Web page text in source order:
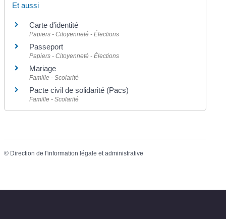
Et aussi
Carte d'identité
Papiers - Citoyenneté - Élections
Passeport
Papiers - Citoyenneté - Élections
Mariage
Famille - Scolarité
Pacte civil de solidarité (Pacs)
Famille - Scolarité
© Direction de l'information légale et administrative